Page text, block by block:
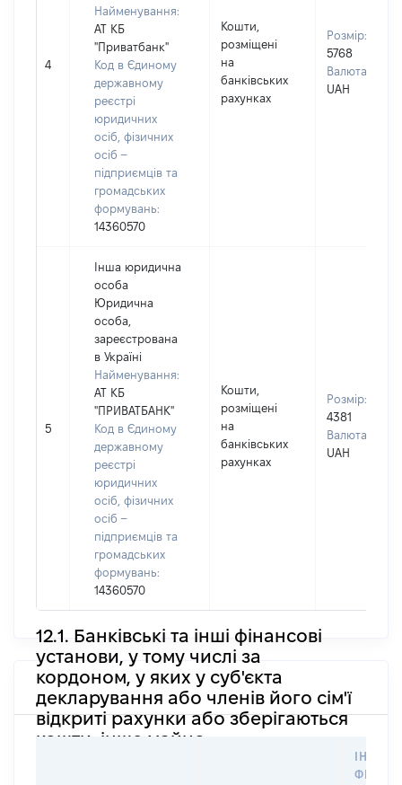
4
Найменування:
АТ КБ
"Приватбанк"
Код в Єдиному
державному
реєстрі
юридичних
осіб, фізичних
осіб –
підприємців та
громадських
формувань:
14360570
Кошти,
розміщені
на
банківських
рахунках
Розмір:
5768
Валюта:
UAH
5
Інша юридична
особа
Юридична
особа,
зареєстрована
в Україні
Найменування:
АТ КБ
"ПРИВАТБАНК"
Код в Єдиному
державному
реєстрі
юридичних
осіб, фізичних
осіб –
підприємців та
громадських
формувань:
14360570
Кошти,
розміщені
на
банківських
рахунках
Розмір:
4381
Валюта:
UAH
12.1. Банківські та інші фінансові
установи, у тому числі за
кордоном, у яких у суб'єкта
декларування або членів його сім'ї
відкриті рахунки або зберігаються
кошти, інше майно